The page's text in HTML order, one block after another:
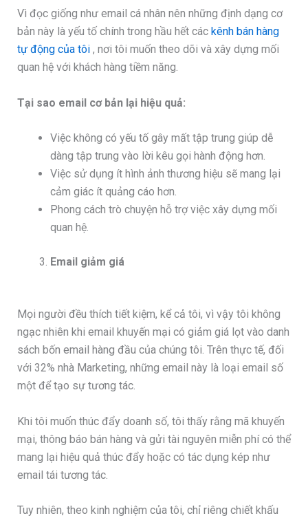
Vì đọc giống như email cá nhân nên những định dạng cơ
bản này là yếu tố chính trong hầu hết các kênh bán hàng
tự động của tôi , nơi tôi muốn theo dõi và xây dựng mối
quan hệ với khách hàng tiềm năng.
Tại sao email cơ bản lại hiệu quả:
Việc không có yếu tố gây mất tập trung giúp dễ
dàng tập trung vào lời kêu gọi hành động hơn.
Việc sử dụng ít hình ảnh thương hiệu sẽ mang lại
cảm giác ít quảng cáo hơn.
Phong cách trò chuyện hỗ trợ việc xây dựng mối
quan hệ.
Email giảm giá
Mọi người đều thích tiết kiệm, kể cả tôi, vì vậy tôi không
ngạc nhiên khi email khuyến mại có giảm giá lọt vào danh
sách bốn email hàng đầu của chúng tôi. Trên thực tế, đối
với 32% nhà Marketing, những email này là loại email số
một để tạo sự tương tác.
Khi tôi muốn thúc đẩy doanh số, tôi thấy rằng mã khuyến
mại, thông báo bán hàng và gửi tài nguyên miễn phí có thể
mang lại hiệu quả thúc đẩy hoặc có tác dụng kép như
email tái tương tác.
Tuy nhiên, theo kinh nghiệm của tôi, chỉ riêng chiết khấu